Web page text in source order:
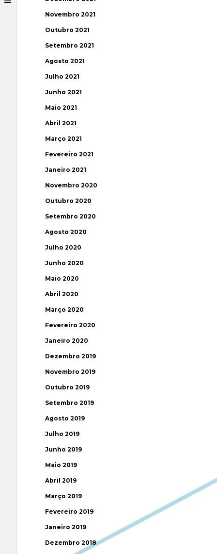
Novembro 2021
Outubro 2021
Setembro 2021
Agosto 2021
Julho 2021
Junho 2021
Maio 2021
Abril 2021
Março 2021
Fevereiro 2021
Janeiro 2021
Novembro 2020
Outubro 2020
Setembro 2020
Agosto 2020
Julho 2020
Junho 2020
Maio 2020
Abril 2020
Março 2020
Fevereiro 2020
Janeiro 2020
Dezembro 2019
Novembro 2019
Outubro 2019
Setembro 2019
Agosto 2019
Julho 2019
Junho 2019
Maio 2019
Abril 2019
Março 2019
Fevereiro 2019
Janeiro 2019
Dezembro 2018